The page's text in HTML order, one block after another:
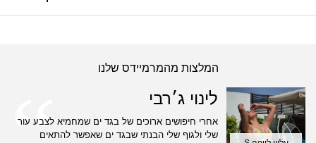
המלצות מהמרמיידס שלנו
לינוי ג׳רבי
אחרי חיפושים ארוכים של בגד ים שמחמיא לצבע עור
שלי ולגוף שלי הבנתי שבגד ים שאפשר להתאים